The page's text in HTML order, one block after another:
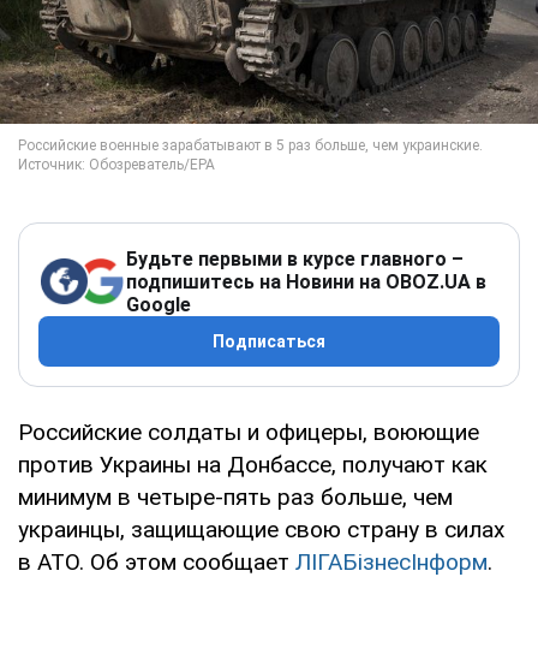
Будьте первыми в курсе главного –
подпишитесь на Новини на OBOZ.UA в
Google
Подписаться
Российские солдаты и офицеры, воюющие
против Украины на Донбассе, получают как
минимум в четыре-пять раз больше, чем
украинцы, защищающие свою страну в силах
в АТО. Об этом сообщает ЛIГАБiзнесIнформ.